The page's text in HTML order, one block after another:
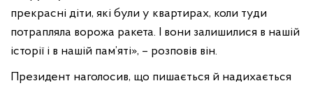
прекрасні діти, які були у квартирах, коли туди
потрапляла ворожа ракета. І вони залишилися в нашій
історії і в нашій пам’яті», – розповів він.
Президент наголосив, що пишається й надихається